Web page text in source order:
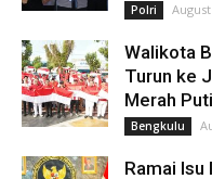
Polri
Walikota
Turun ke
Merah
Bengkulu
Ramai Isu